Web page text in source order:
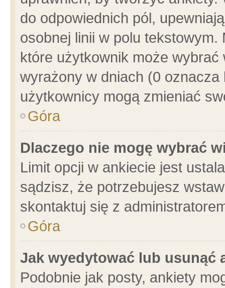
do odpowiednich pól,
osobnej linii w polu
które użytkownik może
wyrażony w dniach (0
użytkownicy mogą zmieniać
Góra
Dlaczego nie mogę wybrać
Limit opcji w ankiecie jest
sądzisz, że potrzebujesz
skontaktuj się z
Góra
Jak wyedytować lub usunąć
Podobnie jak posty, ankiety